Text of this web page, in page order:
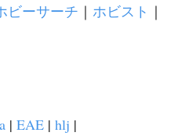
ビーサーチ ｜ ホビスト ｜
| EAE | hlj |